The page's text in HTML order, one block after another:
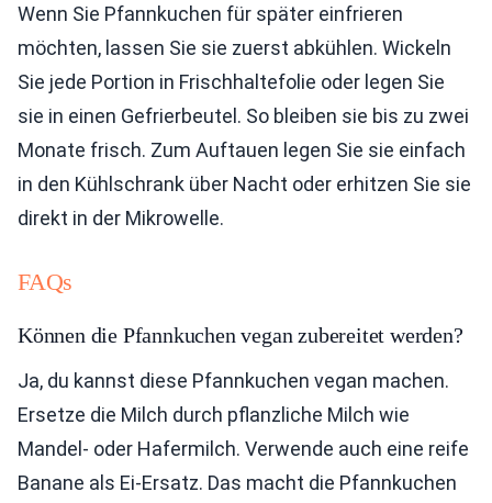
Wenn Sie Pfannkuchen für später einfrieren
möchten, lassen Sie sie zuerst abkühlen. Wickeln
Sie jede Portion in Frischhaltefolie oder legen Sie
sie in einen Gefrierbeutel. So bleiben sie bis zu zwei
Monate frisch. Zum Auftauen legen Sie sie einfach
in den Kühlschrank über Nacht oder erhitzen Sie sie
direkt in der Mikrowelle.
FAQs
Können die Pfannkuchen vegan zubereitet werden?
Ja, du kannst diese Pfannkuchen vegan machen.
Ersetze die Milch durch pflanzliche Milch wie
Mandel- oder Hafermilch. Verwende auch eine reife
Banane als Ei-Ersatz. Das macht die Pfannkuchen